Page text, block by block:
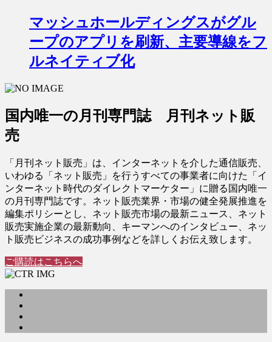
マッシュホールディングスがグル
ープのアプリを刷新、主要導線をフ
ルネイティブ化
国内唯一の月刊専門誌 月刊ネット販
売
「月刊ネット販売」は、インターネットを介した通信販売、
いわゆる「ネット販売」を行うすべての事業者に向けた「イ
ンターネット時代のダイレクトマーケター」に贈る国内唯一
の月刊専門誌です。ネット販売業界・市場の健全発展推進を
編集ポリシーとし、ネット販売市場の最新ニュース、ネット
販売実施企業の最新動向、キーマンへのインタビュー、ネッ
ト販売ビジネスの成功事例などを詳しくお伝え致します。
ご購読はこちらへ